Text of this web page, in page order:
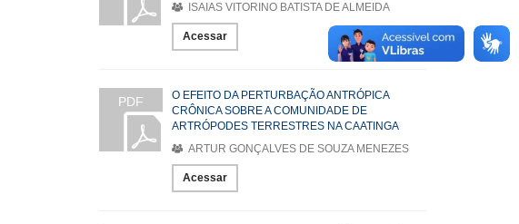
ISAIAS VITORINO BATISTA DE ALMEIDA
Acessar
PDF
O EFEITO DA PERTURBAÇÃO ANTRÓPICA
CRÔNICA SOBRE A COMUNIDADE DE
ARTRÓPODES TERRESTRES NA CAATINGA
ARTUR GONÇALVES DE SOUZA MENEZES
Acessar